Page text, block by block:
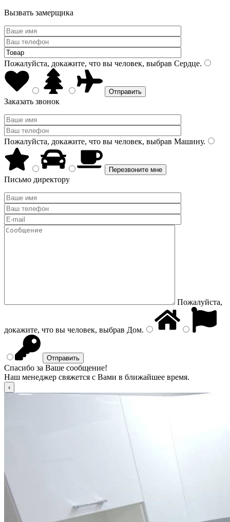
Вызвать замерщика
Пожалуйста, докажите, что вы человек, выбрав Сердце.
Заказать звонок
Пожалуйста, докажите, что вы человек, выбрав Машину.
Письмо директору
Пожалуйста,
докажите, что вы человек, выбрав Дом.
Спасибо за Ваше сообщение!
Наш менеджер свяжется с Вами в ближайшее время.